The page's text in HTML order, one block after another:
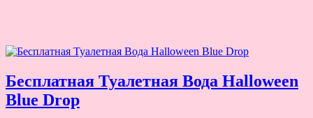
Бесплатная Туалетная Вода Halloween
Blue Drop